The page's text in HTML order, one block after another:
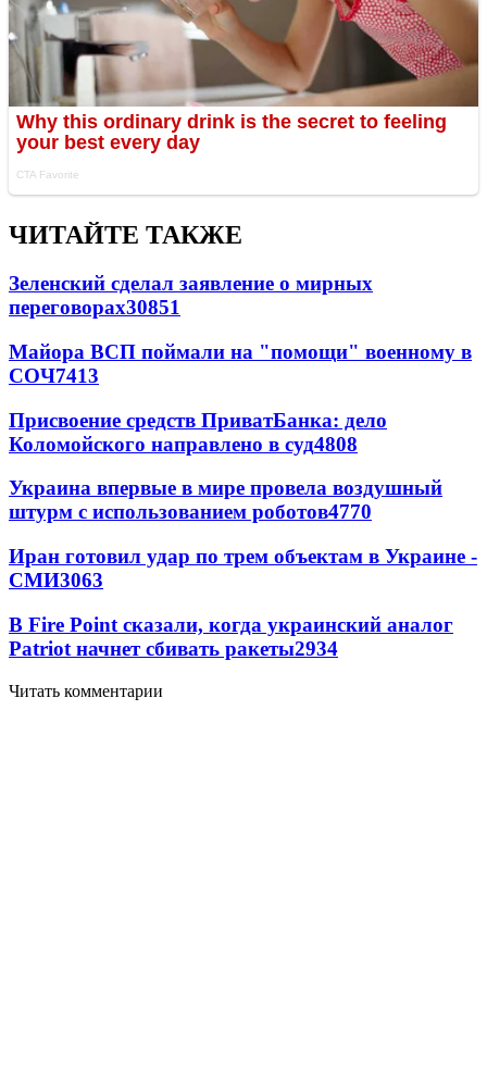
ЧИТАЙТЕ ТАКЖЕ
Зеленский сделал заявление о мирных
переговорах30851
Майора ВСП поймали на "помощи" военному в
СОЧ7413
Присвоение средств ПриватБанка: дело
Коломойского направлено в суд4808
Украина впервые в мире провела воздушный
штурм с использованием роботов4770
Иран готовил удар по трем объектам в Украине -
СМИ3063
В Fire Point сказали, когда украинский аналог
Patriot начнет сбивать ракеты2934
Читать комментарии